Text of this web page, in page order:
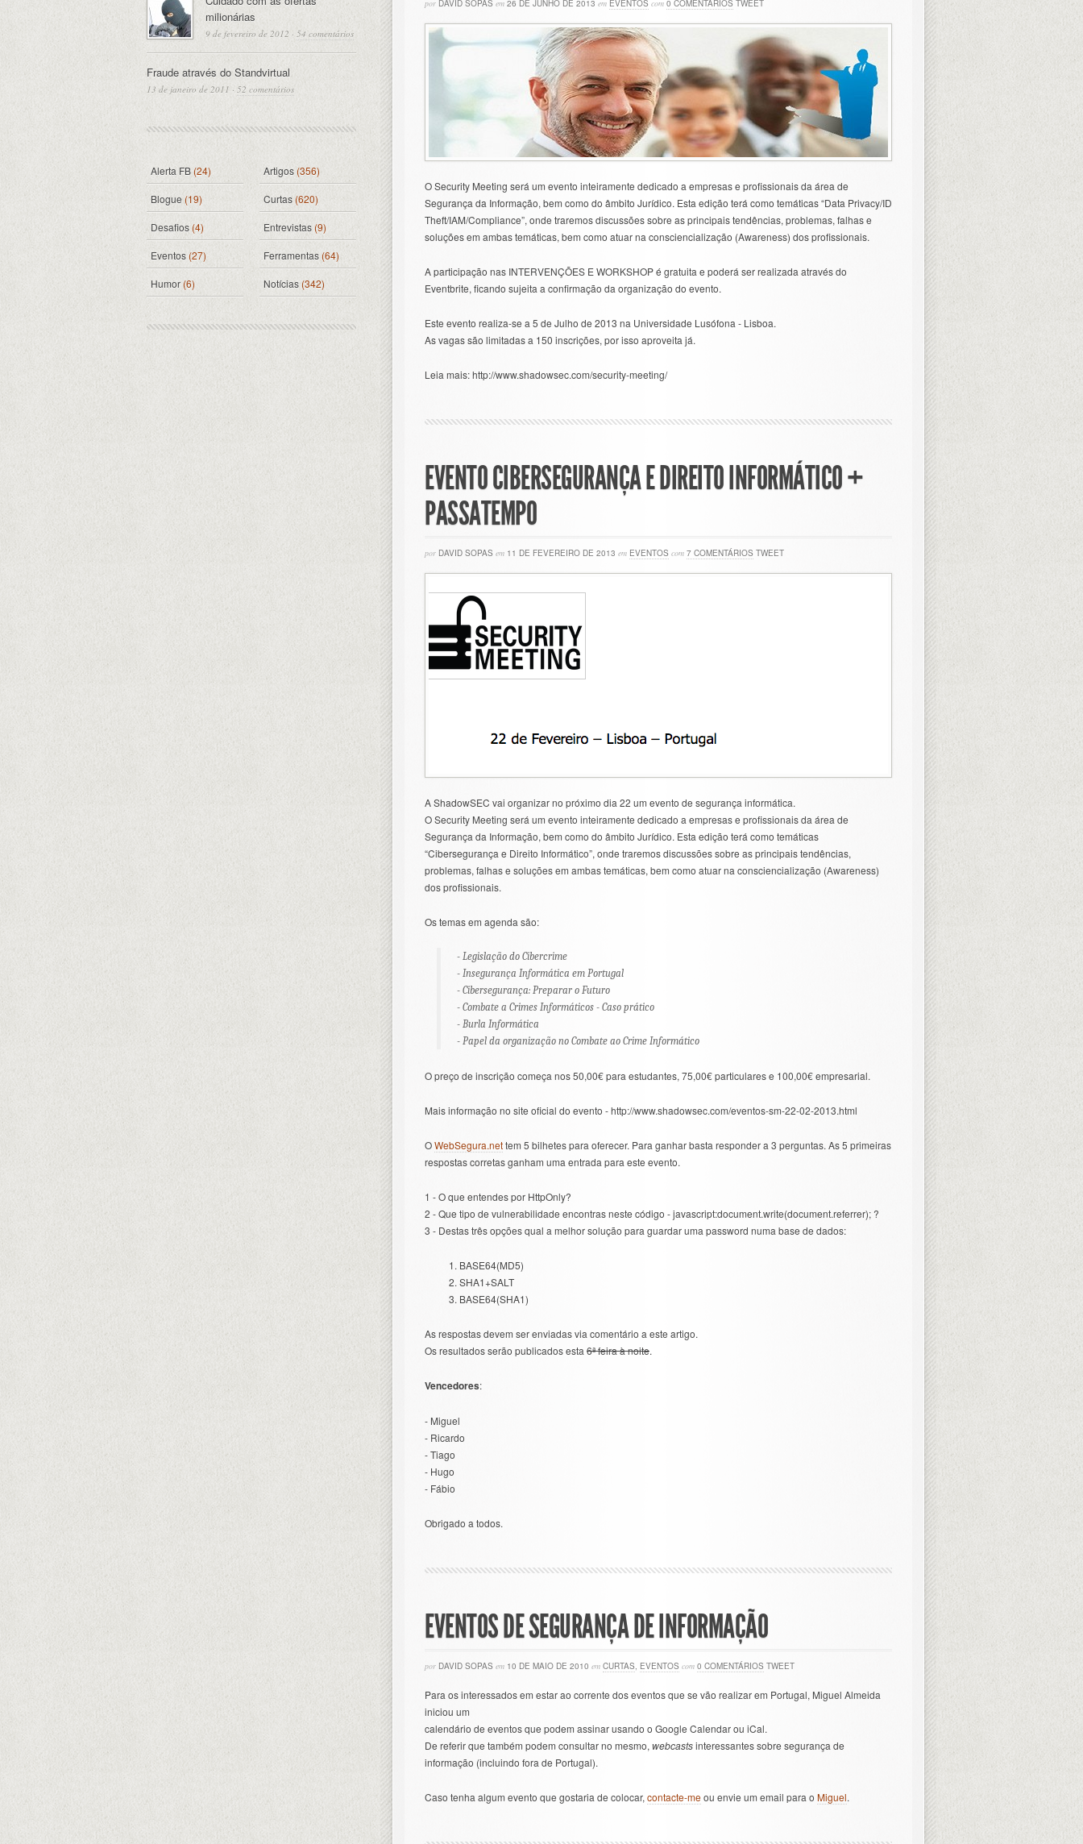
por DAVID SOPAS em 26 DE JUNHO DE 2013 em EVENTOS com 0 COMENTÁRIOS TWEET
O Security Meeting será um evento inteiramente dedicado a empresas e profissionais da área de
Segurança da Informação, bem como do âmbito Jurídico. Esta edição terá como temáticas “Data Privacy/ID
Theft/IAM/Compliance”, onde traremos discussões sobre as principais tendências, problemas, falhas e
soluções em ambas temáticas, bem como atuar na consciencialização (Awareness) dos profissionais.
A participação nas INTERVENÇÕES E WORKSHOP é gratuita e poderá ser realizada através do
Eventbrite, ficando sujeita a confirmação da organização do evento.
Este evento realiza-se a 5 de Julho de 2013 na Universidade Lusófona - Lisboa.
As vagas são limitadas a 150 inscrições, por isso aproveita já.
Leia mais: http://www.shadowsec.com/security-meeting/
EVENTO CIBERSEGURANÇA E DIREITO INFORMÁTICO +
PASSATEMPO
por DAVID SOPAS em 11 DE FEVEREIRO DE 2013 em EVENTOS com 7 COMENTÁRIOS TWEET
A ShadowSEC vai organizar no próximo dia 22 um evento de segurança informática.
O Security Meeting será um evento inteiramente dedicado a empresas e profissionais da área de
Segurança da Informação, bem como do âmbito Jurídico. Esta edição terá como temáticas
“Cibersegurança e Direito Informático”, onde traremos discussões sobre as principais tendências,
problemas, falhas e soluções em ambas temáticas, bem como atuar na consciencialização (Awareness)
dos profissionais.
Os temas em agenda são:
- Legislação do Cibercrime
- Insegurança Informática em Portugal
- Cibersegurança: Preparar o Futuro
- Combate a Crimes Informáticos - Caso prático
- Burla Informática
- Papel da organização no Combate ao Crime Informático
O preço de inscrição começa nos 50,00€ para estudantes, 75,00€ particulares e 100,00€ empresarial.
Mais informação no site oficial do evento - http://www.shadowsec.com/eventos-sm-22-02-2013.html
OWebSegura.nettem 5 bilhetes para oferecer. Para ganhar basta responder a 3 perguntas. As 5 primeiras
respostas corretas ganham uma entrada para este evento.
1 - O que entendes por HttpOnly?
2 - Que tipo de vulnerabilidade encontras neste código - javascript:document.write(document.referrer); ?
3 - Destas três opções qual a melhor solução para guardar uma password numa base de dados:
1. BASE64(MD5)
2. SHA1+SALT
3. BASE64(SHA1)
As respostas devem ser enviadas via comentário a este artigo.
Os resultados serão publicados esta 6ª feira à noite.
Vencedores:
- Miguel
- Ricardo
- Tiago
- Hugo
- Fábio
Obrigado a todos.
EVENTOS DE SEGURANÇA DE INFORMAÇÃO
por DAVID SOPAS em 10 DE MAIO DE 2010 em CURTAS, EVENTOS com 0 COMENTÁRIOS TWEET
Para os interessados em estar ao corrente dos eventos que se vão realizar em Portugal, Miguel Almeida
iniciou um
calendário de eventos que podem assinar usando o Google Calendar ou iCal.
De referir que também podem consultar no mesmo, webcastsinteressantes sobre segurança de
informação (incluindo fora de Portugal).
Caso tenha algum evento que gostaria de colocar, contacte-meou envie um email para o Miguel.
milionárias
9 de fevereiro de 2012 · 54 comentários
Fraude através do Standvirtual
13 de janeiro de 2011 · 52 comentários
Alerta FB(24) Artigos(356)
Blogue(19) Curtas (620)
Desafios (4) Entrevistas (9)
Eventos (27) Ferramentas(64)
Humor(6) Notícias (342)